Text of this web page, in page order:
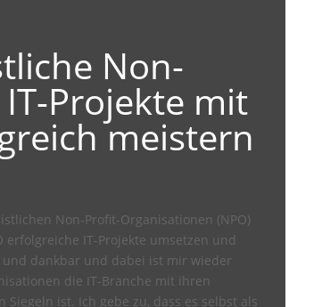
Non-
Projekte mit
meistern
Non-Profit-Organisationen (NPO)
IT-Projekte umsetzen und
und dankbar und dabei ist mir wieder
die IT-Branche mit ihren
ist. Ich gebe zu, dass es selbst als